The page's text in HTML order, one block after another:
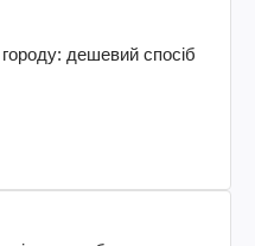
дешевий спосіб